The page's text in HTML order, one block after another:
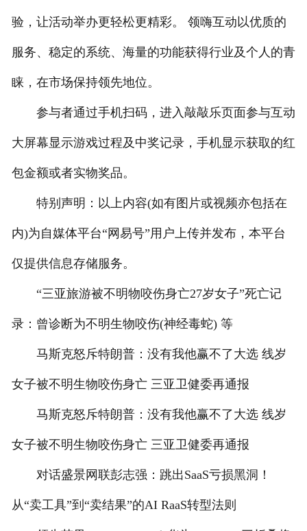
验，让活动举办更轻松更精彩。 领嗨互动以优质的
服务、稳定的系统、海量的功能获得行业及个人的青
睐，在市场保持领先地位。
参与者通过手机扫码，进入敲敲乐页面参与互动
大屏幕显示游戏过程及中奖记录，手机显示获取的红
包金额或者实物奖品。
特别声明：以上内容(如有图片或视频亦包括在
内)为自媒体平台“网易号”用户上传并发布，本平台
仅提供信息存储服务。
“三亚旅游被不明物咬伤身亡27岁女子”死亡记
录：曾诊断为不明生物咬伤(神经毒蛇) 等
马斯克怒斥特朗普：没有我他赢不了大选 线岁
女子被不明生物咬伤身亡 三亚卫健委再通报
马斯克怒斥特朗普：没有我他赢不了大选 线岁
女子被不明生物咬伤身亡 三亚卫健委再通报
对话盛景网联彭志强：跳出SaaS亏损黑洞！
从“卖工具”到“卖结果”的AI RaaS转型法则